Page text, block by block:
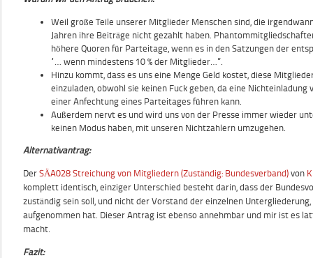
Weil große Teile unserer Mitglieder Menschen sind, die
Jahren ihre Beiträge nicht gezahlt haben.
höhere Quoren für Parteitage, wenn es in den Satzungen der
“… wenn mindestens 10 % der Mitglieder…”.
Hinzu kommt, dass es uns eine Menge Geld kostet, diese
einzuladen, obwohl sie keinen Fuck geben, da eine
einer Anfechtung eines Parteitages führen kann.
Außerdem nervt es und wird uns von der Presse immer wieder
keinen Modus haben, mit unseren Nichtzahlern umzugehen.
Alternativantrag:
Der SÄA028 Streichung von Mitgliedern (Zuständig: Bundesverband) von
komplett identisch, einziger Unterschied besteht darin, dass der
zuständig sein soll, und nicht der Vorstand der einzelnen
aufgenommen hat. Dieser Antrag ist ebenso annehmbar und mir ist es
macht.
Fazit: